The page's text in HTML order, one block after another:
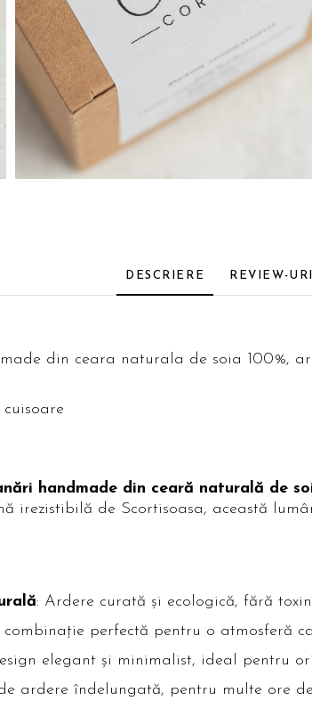
DESCRIERE REVIEW-URI
din ceara naturala de soia 100%,
handmade din ceară naturală de
irezistibilă de Scortisoasa, această
: Ardere curată și ecologică, fără
combinație perfectă pentru o atmosferă
elegant și minimalist, ideal pentru
ardere îndelungată, pentru multe ore